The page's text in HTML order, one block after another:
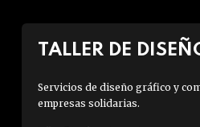
TALLER DE
Servicios de diseño gráfico y
empresas solidarias.